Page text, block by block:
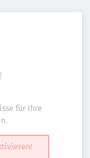
für Ihre